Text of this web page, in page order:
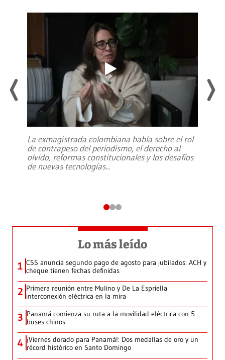
La exmagistrada colombiana habla sobre el rol
de contrapeso del periodismo, el derecho al
olvido, reformas constitucionales y los desafíos
de nuevas tecnologías...
Lo más leído
1 CSS anuncia segundo pago de agosto para jubilados: ACH y
cheque tienen fechas definidas
2 Primera reunión entre Mulino y De La Espriella:
interconexión eléctrica en la mira
3 Panamá comienza su ruta a la movilidad eléctrica con 5
buses chinos
4 ¡Viernes dorado para Panamá!: Dos medallas de oro y un
récord histórico en Santo Domingo